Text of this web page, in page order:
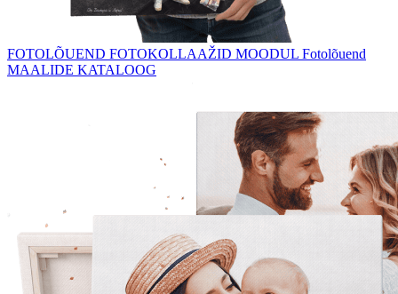
FOTOLÕUEND FOTOKOLLAAŽID MOODUL Fotolõuend
MAALIDE KATALOOG